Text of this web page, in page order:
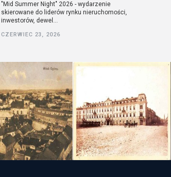
"Mid Summer Night" 2026 - wydarzenie
skierowane do liderów rynku nieruchomości,
inwestorów, dewel...
CZERWIEC 23, 2026